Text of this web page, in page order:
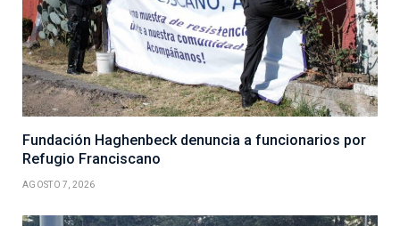
Fundación Haghenbeck denuncia a funcionarios por
Refugio Franciscano
AGOSTO 7, 2026